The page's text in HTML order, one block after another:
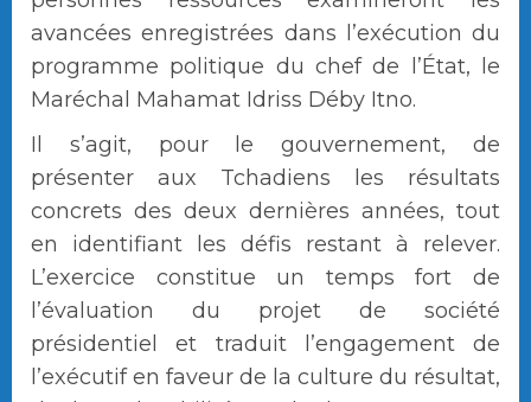
avancées enregistrées dans l’exécution du
programme politique du chef de l’État, le
Maréchal Mahamat Idriss Déby Itno.
Il s’agit, pour le gouvernement, de
présenter aux Tchadiens les résultats
concrets des deux dernières années, tout
en identifiant les défis restant à relever.
L’exercice constitue un temps fort de
l’évaluation du projet de société
présidentiel et traduit l’engagement de
l’exécutif en faveur de la culture du résultat,